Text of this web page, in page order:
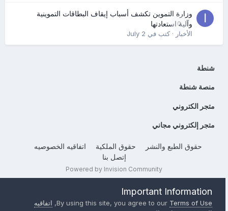
0
وزارة التموين تكشف أسباب إيقاف البطاقات التموينية
وآلية استعادتها
الأخبار· كتب في July 2
شنطة
منصة شنطة
متجر الكتروني
متجر إلكتروني مجاني
حقوق الطبع والنشر حقوق الملكية
اتفاقيه الخصوصيه
إتصل بنا
Powered by Invision Community
Important Information
By using this site, you agree to ourTerms of Use
, اتفاقيه